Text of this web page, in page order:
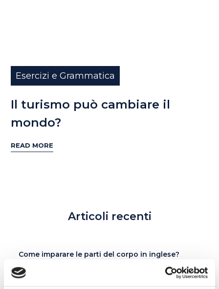
Esercizi e Grammatica
Il turismo può cambiare il
mondo?
READ MORE
Articoli recenti
Come imparare le parti del corpo in inglese?
Cosa significano red flag, gaslighting e love